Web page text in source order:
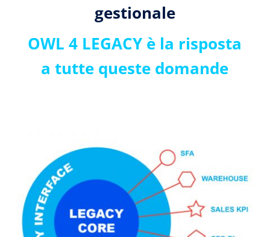
gestionale
OWL 4 LEGACY è la risposta
a tutte queste domande